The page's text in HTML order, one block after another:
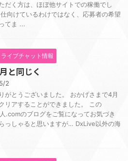
だく方は、ほぼ他サイトでの稼働でし
向けているわけではなく、応募者の希望
てま ...
イブチャット情報
と同じく
2
がとうございました。 おかげさまで4月
リアすることができました。 この
.comのブログをご覧になってお気づき
っしゃると思いますが… DxLive以外の海